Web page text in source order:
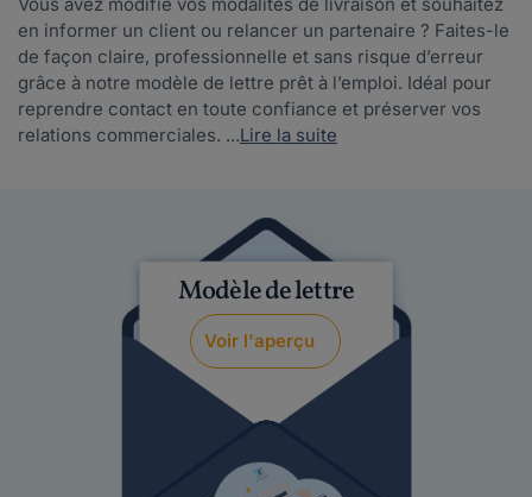
Modèle de lettre
Voir l'aperçu
en informer un client ou relancer un partenaire ? Faites-le
de façon claire, professionnelle et sans risque d’erreur
grâce à notre modèle de lettre prêt à l’emploi. Idéal pour
reprendre contact en toute confiance et préserver vos
relations commerciales. ...Lire la suite